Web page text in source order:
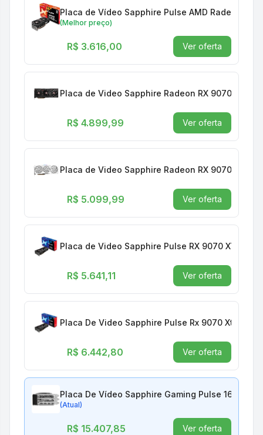
Placa de Vídeo Sapphire Pulse AMD Radeon™ RX
(Melhor preço)
R$ 3.616,00 Ver oferta
Placa de Video Sapphire Radeon RX 9070 XT
R$ 4.899,99 Ver oferta
Placa de Video Sapphire Radeon RX 9070 XT
R$ 5.099,99 Ver oferta
Placa de Video Sapphire Pulse RX 9070 XT
R$ 5.641,11 Ver oferta
R$ 6.442,80 Ver oferta
Placa De Vídeo Sapphire Gaming Pulse 16gb
(Atual)
R$ 15.407,85 Ver oferta